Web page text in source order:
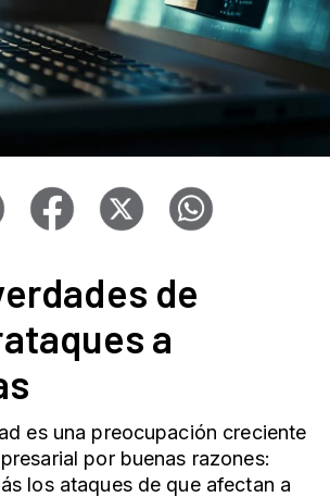
de
a
es una preocupación creciente
por buenas razones:
los ataques de que afectan a